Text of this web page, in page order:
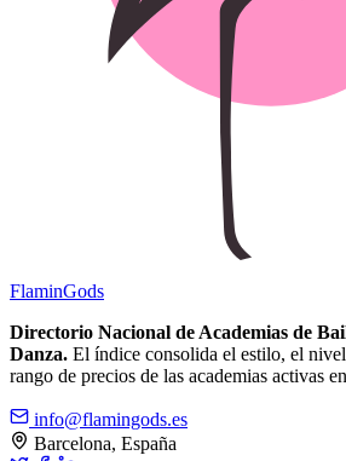
FlaminGods
Directorio Nacional de Academias de
Danza. El índice consolida el estilo, el
rango de precios de las academias activas
info@flamingods.es
Barcelona, España